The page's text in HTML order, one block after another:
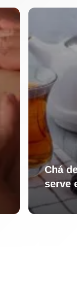
Chá
serve